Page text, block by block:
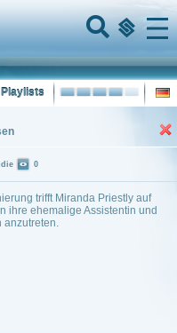
Menu
trifft Miranda Priestly auf
ihre ehemalige Assistentin und
anzutreten.
0